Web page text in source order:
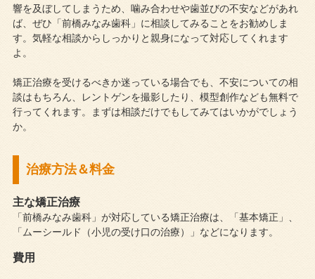
響を及ぼしてしまうため、噛み合わせや歯並びの不安などがあれ
ば、ぜひ「前橋みなみ歯科」に相談してみることをお勧めしま
す。気軽な相談からしっかりと親身になって対応してくれます
よ。
矯正治療を受けるべきか迷っている場合でも、不安についての相
談はもちろん、レントゲンを撮影したり、模型創作なども無料で
行ってくれます。まずは相談だけでもしてみてはいかがでしょう
か。
治療方法＆料金
主な矯正治療
「前橋みなみ歯科」が対応している矯正治療は、「基本矯正」、
「ムーシールド（小児の受け口の治療）」などになります。
費用